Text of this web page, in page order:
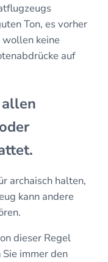
Ton, es vorher
wollen keine
auf
allen
archaisch halten,
kann andere
dieser Regel
immer den